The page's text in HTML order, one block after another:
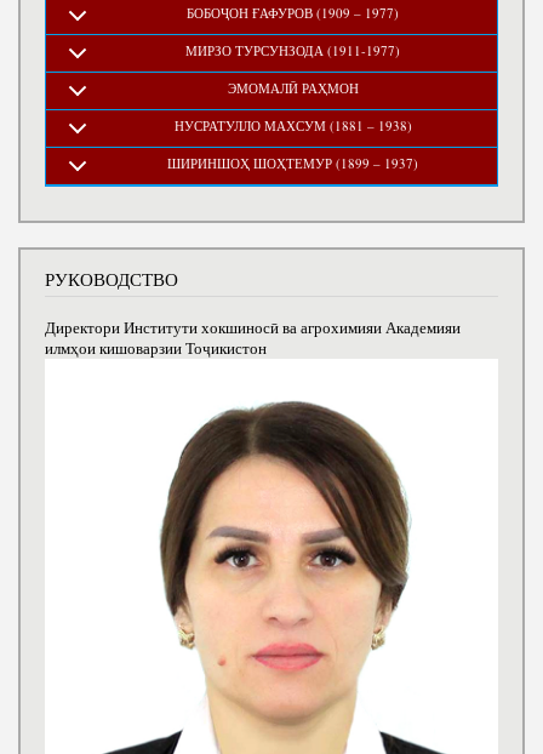
БОБОҶОН ҒАФУРОВ (1909 – 1977)
МИРЗО ТУРСУНЗОДА (1911-1977)
ЭМОМАЛӢ РАҲМОН
НУСРАТУЛЛО МАХСУМ (1881 – 1938)
ШИРИНШОҲ ШОҲТЕМУР (1899 – 1937)
РУКОВОДСТВО
Директори Институти хокшиносӣ ва агрохимияи Академияи
илмҳои кишоварзии Тоҷикистон